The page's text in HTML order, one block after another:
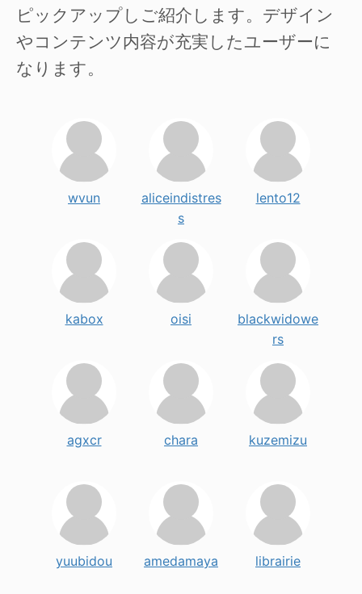
ピックアップしご紹介します。デザイン
やコンテンツ内容が充実したユーザーに
なります。
wvun
aliceindistres
s
lento12
kabox oisi
blackwidowe
rs
agxcr chara kuzemizu
yuubidou amedamaya librairie